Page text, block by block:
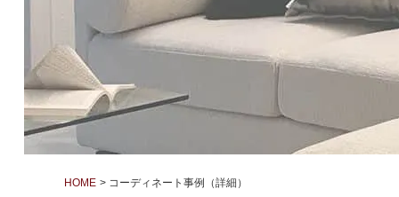
HOME コーディネート事例（詳細）